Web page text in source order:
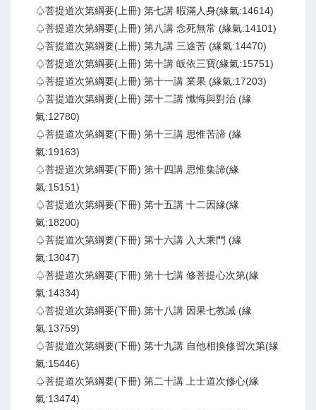
♤菩提道次第綱要(上冊) 第七講 暇滿人身(緣氣:14614)
♤菩提道次第綱要(上冊) 第八講 念死無常 (緣氣:14101)
♤菩提道次第綱要(上冊) 第九講 三途苦 (緣氣:14470)
♤菩提道次第綱要(上冊) 第十講 皈依三寶(緣氣:15751)
♤菩提道次第綱要(上冊) 第十一講 業果 (緣氣:17203)
♤菩提道次第綱要(上冊) 第十二講 懺悔與對治 (緣
氣:12780)
♤菩提道次第綱要(下冊) 第十三講 思惟苦諦 (緣
氣:19163)
♤菩提道次第綱要(下冊) 第十四講 思惟集諦(緣
氣:15151)
♤菩提道次第綱要(下冊) 第十五講 十二因緣(緣
氣:18200)
♤菩提道次第綱要(下冊) 第十六講 入大乘門 (緣
氣:13047)
♤菩提道次第綱要(下冊) 第十七講 修菩提心次第(緣
氣:14334)
♤菩提道次第綱要(下冊) 第十八講 因果七教誡 (緣
氣:13759)
♤菩提道次第綱要(下冊) 第十九講 自他相換修習次第(緣
氣:15446)
♤菩提道次第綱要(下冊) 第二十講 上士道次修心(緣
氣:13474)